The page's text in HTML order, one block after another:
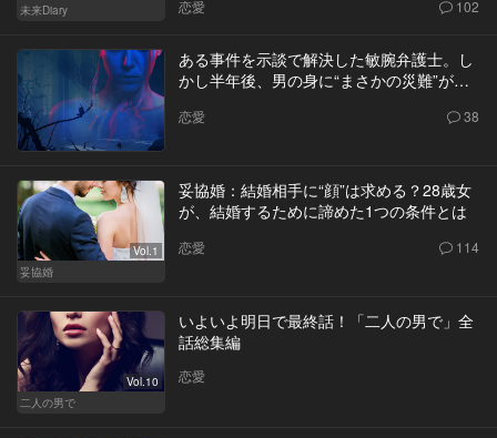
未来Diary 恋愛 102
ある事件を示談で解決した敏腕弁護士。し
かし半年後、男の身に“まさかの災難”が…
恋愛 38
Vol.1
妥協婚
妥協婚：結婚相手に“顔”は求める？28歳女
が、結婚するために諦めた1つの条件とは
恋愛 114
Vol.10
二人の男で
いよいよ明日で最終話！「二人の男で」全
話総集編
恋愛